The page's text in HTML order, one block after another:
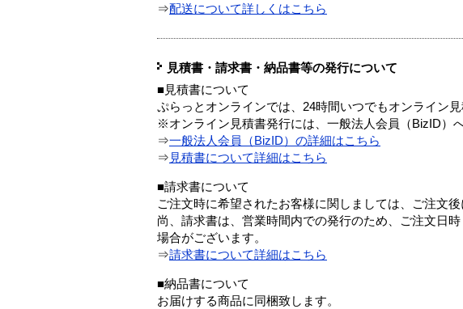
⇒配送について詳しくはこちら
見積書・請求書・納品書等の発行について
■見積書について
ぷらっとオンラインでは、24時間いつでもオンライン
※オンライン見積書発行には、一般法人会員（BizID）
⇒一般法人会員（BizID）の詳細はこちら
⇒ 見積書について詳細はこちら
■請求書について
ご注文時に希望されたお客様に関しましては、ご注文後
尚、請求書は、営業時間内での発行のため、ご注文日
場合がございます。
⇒請求書について詳細はこちら
■納品書について
お届けする商品に同梱致します。